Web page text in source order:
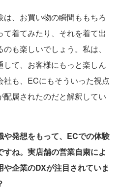
、お買い物の瞬間ももちろ
着てみたり、それを着て出
も楽しいでしょう。私は、
て、お客様にもっと楽しん
社も、ECにもそういった視点
属されたのだと解釈してい
発想をもって、ECでの体験
ね。実店舗の営業自粛によ
や企業のDXが注目されていま